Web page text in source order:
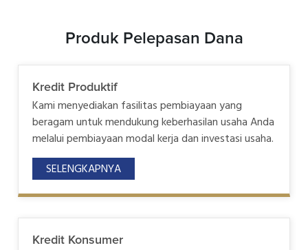
Produk Pelepasan Dana
Kredit Produktif
Kami menyediakan fasilitas pembiayaan yang
beragam untuk mendukung keberhasilan usaha Anda
melalui pembiayaan modal kerja dan investasi usaha.
SELENGKAPNYA
Kredit Konsumer